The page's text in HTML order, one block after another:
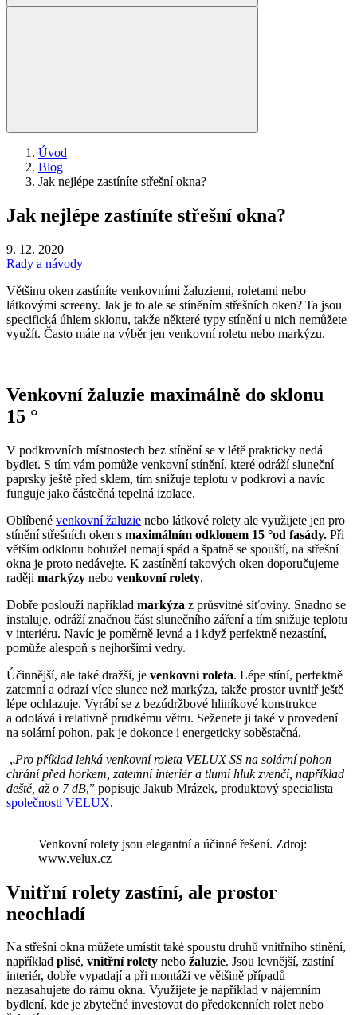
Úvod
Blog
Jak nejlépe zastíníte střešní okna?
Jak nejlépe zastíníte střešní okna?
9. 12. 2020
Rady a návody
Většinu oken zastíníte venkovními žaluziemi, roletami nebo
látkovými screeny. Jak je to ale se stíněním střešních oken? Ta jsou
specifická úhlem sklonu, takže některé typy stínění u nich nemůžete
využít. Často máte na výběr jen venkovní roletu nebo markýzu.
Venkovní žaluzie maximálně do sklonu
15 °
V podkrovních místnostech bez stínění se v létě prakticky nedá
bydlet. S tím vám pomůže venkovní stínění, které odráží sluneční
paprsky ještě před sklem, tím snižuje teplotu v podkroví a navíc
funguje jako částečná tepelná izolace.
Oblíbené venkovní žaluzie nebo látkové rolety ale využijete jen pro
stínění střešních oken s maximálním odklonem 15 °od fasády. Při
větším odklonu bohužel nemají spád a špatně se spouští, na střešní
okna je proto nedávejte. K zastínění takových oken doporučujeme
raději markýzy nebo venkovní rolety.
Dobře poslouží například markýza z průsvitné síťoviny. Snadno se
instaluje, odráží značnou část slunečního záření a tím snižuje teplotu
v interiéru. Navíc je poměrně levná a i když perfektně nezastíní,
pomůže alespoň s nejhoršími vedry.
Účinnější, ale také dražší, je venkovní roleta. Lépe stíní, perfektně
zatemní a odrazí více slunce než markýza, takže prostor uvnitř ještě
lépe ochlazuje. Vyrábí se z bezúdržbové hliníkové konstrukce
a odolává i relativně prudkému větru. Seženete ji také v provedení
na solární pohon, pak je dokonce i energeticky soběstačná.
„Pro příklad lehká venkovní roleta VELUX SS na solární pohon
chrání před horkem, zatemní interiér a tlumí hluk zvenčí, například
deště, až o 7 dB,” popisuje Jakub Mrázek, produktový specialista
společnosti VELUX.
Venkovní rolety jsou elegantní a účinné řešení. Zdroj:
www.velux.cz
Vnitřní rolety zastíní, ale prostor
neochladí
Na střešní okna můžete umístit také spoustu druhů vnitřního stínění,
například plisé, vnitřní rolety nebo žaluzie. Jsou levnější, zastíní
interiér, dobře vypadají a při montáži ve většině případů
nezasahujete do rámu okna. Využijete je například v nájemním
bydlení, kde je zbytečné investovat do předokenních rolet nebo